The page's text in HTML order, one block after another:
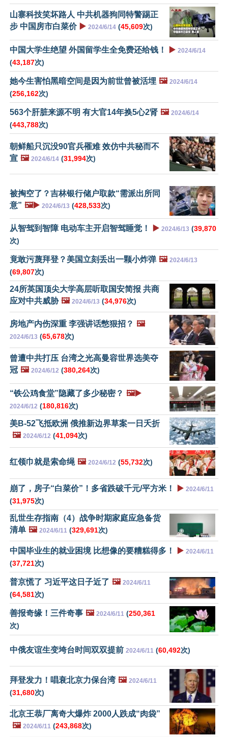
山寨科技笑坏路人 中共机器狗同特警踢正
步 中国房市白菜价 ▶️ 2024/6/14 (45,609次)
中国大学生绝望 外国留学生全免费还给钱！ ▶️ 2024/6/14
(43,187次)
她今生害怕黑暗空间是因为前世曾被活埋 🖼️ 2024/6/14
(256,162次)
563个肝脏来源不明 有大官14年换5心2肾 🖼️ 2024/6/14
(443,788次)
朝鲜船只沉没90官兵罹难 效仿中共秘而不
宣 🖼️ 2024/6/14 (31,994次)
被掏空了？吉林银行储户取款“需派出所同
意” 🖼️▶️ 2024/6/13 (428,533次)
从智驾到智障 电动车主开启智驾睡觉！ ▶️ 2024/6/13 (39,870
次)
竟敢污蔑拜登？美国立刻丢出一颗小炸弹 🖼️ 2024/6/13
(69,807次)
24所英国顶尖大学高层听取国安简报 共商
应对中共威胁 🖼️ 2024/6/13 (34,976次)
房地产内伤深重 李强讲话憋狠招？ 🖼️
2024/6/13 (65,678次)
曾遭中共打压 台湾之光高曼容世界选美夺
冠 🖼️ 2024/6/12 (380,264次)
“铁公鸡食堂”隐藏了多少秘密？ 🖼️▶️
2024/6/12 (180,816次)
美B-52飞抵欧洲 俄推新边界草案一日夭折
🖼️ 2024/6/12 (41,094次)
红领巾就是索命绳 🖼️ 2024/6/12 (55,732次)
崩了，房子“白菜价”！多省跌破千元/平方米！ ▶️ 2024/6/11
(31,975次)
乱世生存指南（4）战争时期家庭应急备货
清单 🖼️ 2024/6/11 (329,691次)
中国毕业生的就业困境 比想像的要糟糕得多！ ▶️ 2024/6/11
(37,721次)
普京慌了 习近平这日子近了 🖼️ 2024/6/11
(64,581次)
善报奇缘！三件奇事 🖼️ 2024/6/11 (250,361
次)
中俄友谊生变垮台时间双双提前 2024/6/11 (60,492次)
拜登发力！唱衰北京力保台湾 🖼️ 2024/6/11
(31,680次)
北京王恭厂离奇大爆炸 2000人跌成“肉袋”
🖼️ 2024/6/11 (243,868次)